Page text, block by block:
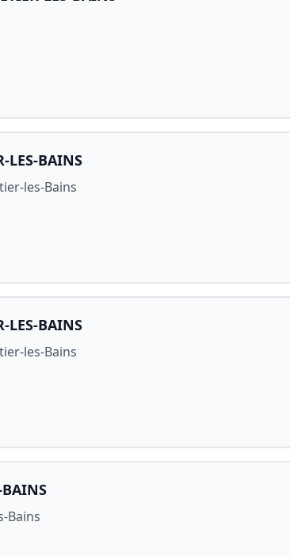
LES-BAINS
les-Bains
LES-BAINS
les-Bains
BAINS
Bains